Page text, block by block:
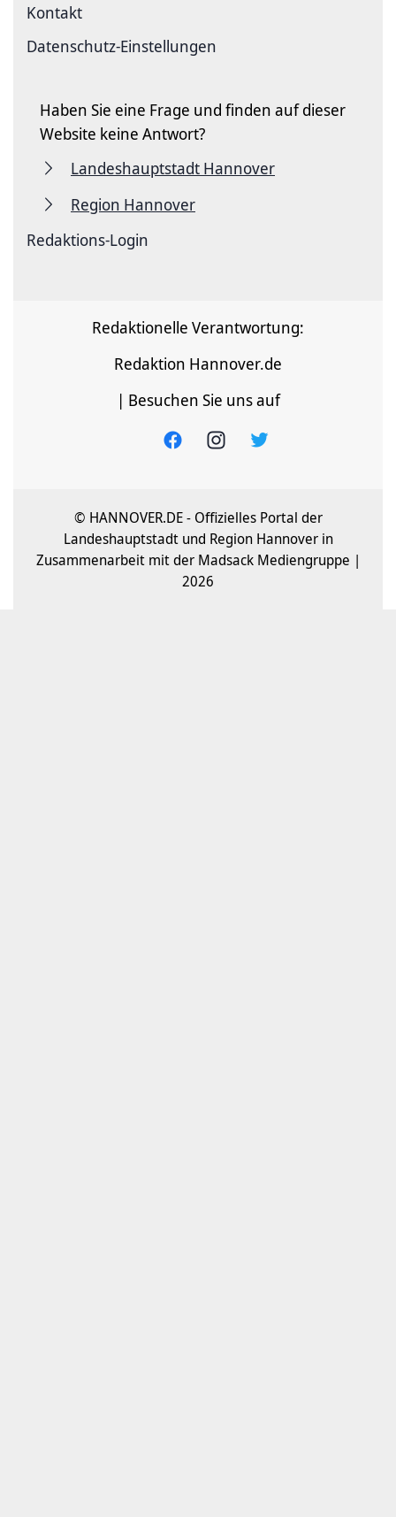
Kontakt
Datenschutz-Einstellungen
Haben Sie eine Frage und finden auf dieser
Website keine Antwort?
Landeshauptstadt Hannover
Region Hannover
Redaktions-Login
Redaktionelle Verantwortung:
Redaktion Hannover.de
| Besuchen Sie uns auf
© HANNOVER.DE - Offizielles Portal der
Landeshauptstadt und Region Hannover in
Zusammenarbeit mit der Madsack Mediengruppe |
2026